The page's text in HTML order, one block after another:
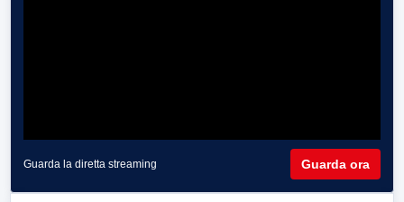
Guarda la diretta streaming Guarda ora